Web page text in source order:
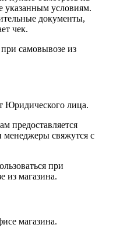
указанным условиям.
документы,
чек.
самовывозе из
Юридического лица.
предоставляется
свяжутся с
при
из магазина.
магазина.